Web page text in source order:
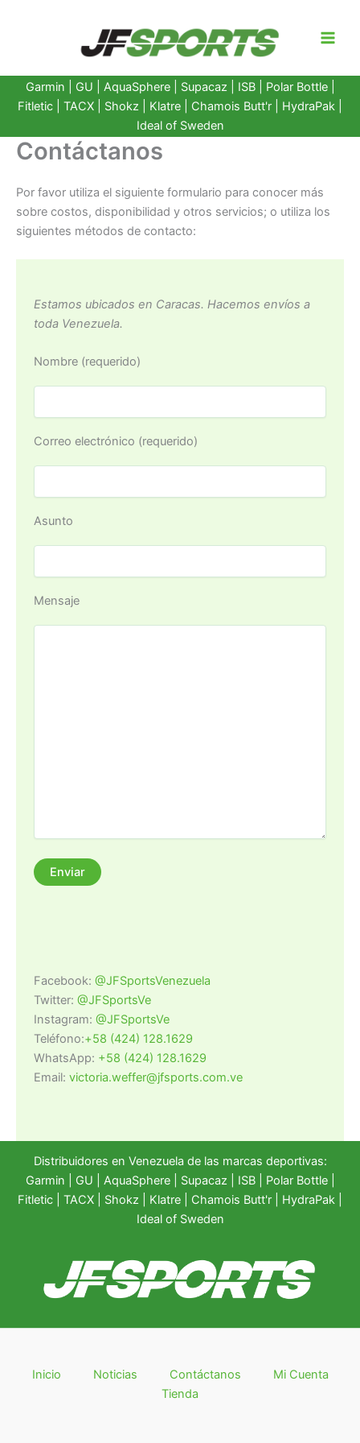
Garmin GU AquaSphere| Supacaz | ISB | Polar Bottle|
Fitletic
TACX Shokz Klatre Chamois Butt'r HydraPak
Ideal of Sweden
Contáctanos
Por favor utiliza el siguiente formulario para conocer más
sobre costos, disponibilidad y otros servicios; o utiliza los
siguientes métodos de contacto:
Estamos ubicados en Caracas. Hacemos envíos a
toda Venezuela.
Nombre (requerido)
Correo electrónico (requerido)
Asunto
Mensaje
Facebook: @JFSportsVenezuela
Twitter: @JFSportsVe
Instagram: @JFSportsVe
Teléfono:+58 (424) 128.1629
WhatsApp: +58 (424) 128.1629
Email: victoria.weffer@jfsports.com.ve
Distribuidores en Venezuela de las marcas deportivas:
Garmin
GU AquaSphere| Supacaz | ISB | Polar Bottle|
Fitletic
TACX Shokz Klatre Chamois Butt'r HydraPak
Ideal of Sweden
Inicio Noticias Contáctanos
Mi Cuenta
Tienda